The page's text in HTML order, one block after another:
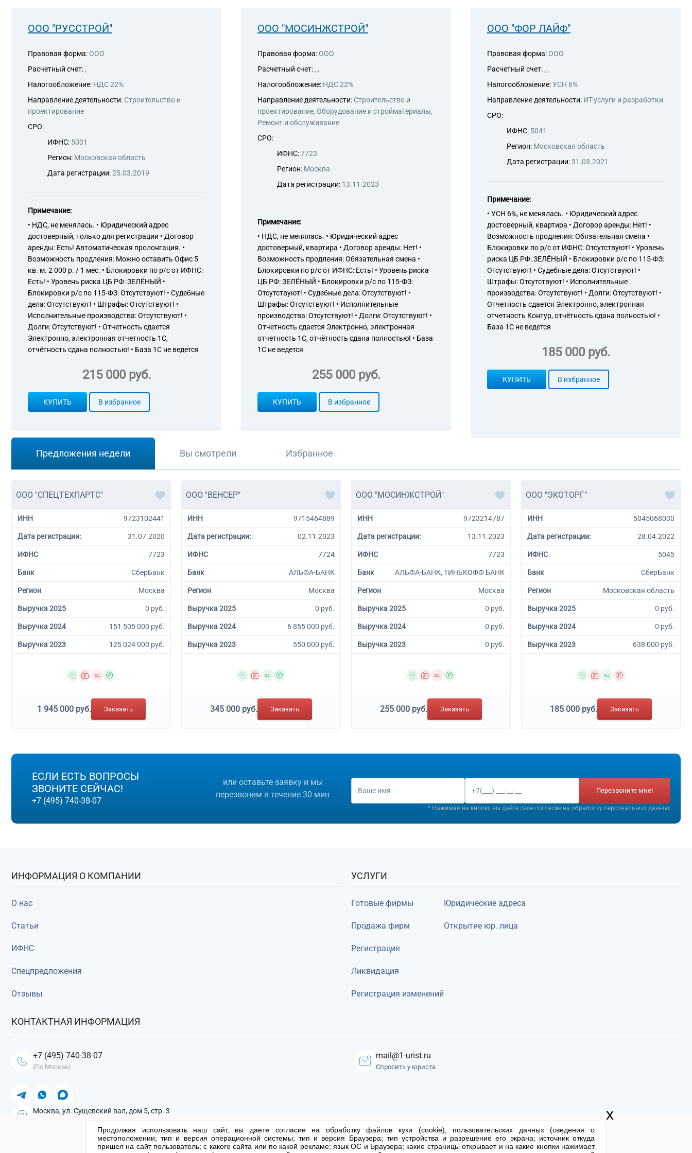
ООО "РУССТРОЙ"
Правовая форма: ООО
Расчетный счет: ,
Налогообложение: НДС 22%
Направление деятельности: Строительство и
проектирование
СРО:
ИФНС: 5031
Регион: Московская область
Дата регистрации:25.03.2019
Примечание:
• НДС, не менялась. • Юридический адрес
достоверный, только для регистрации • Договор
аренды: Есть! Автоматическая пролонгация. •
Возможность продления: Можно оставить Офис 5
кв. м. 2 000 р. / 1 мес. • Блокировки по р/с от ИФНС:
Есть! • Уровень риска ЦБ РФ: ЗЕЛЁНЫЙ •
Блокировки р/с по 115-ФЗ: Отсутствуют! • Судебные
дела: Отсутствуют! • Штрафы: Отсутствуют! •
Исполнительные производства: Отсутствуют! •
Долги: Отсутствуют! • Отчетность сдается
Электронно, электронная отчетность 1С,
отчётность сдана полностью! • База 1С не ведется
215 000 руб.
КУПИТЬ В избранное
ООО "МОСИНЖСТРОЙ"
Правовая форма: ООО
Расчетный счет: , ,
Налогообложение: НДС 22%
Направление деятельности: Строительство и
проектирование, Оборудование и стройматериалы,
Ремонт и обслуживание
СРО:
ИФНС:7723
Регион: Москва
Дата регистрации: 13.11.2023
Примечание:
• НДС, не менялась. • Юридический адрес
достоверный, квартира • Договор аренды: Нет! •
Возможность продления: Обязательная смена •
Блокировки по р/с от ИФНС: Есть! • Уровень риска
ЦБ РФ: ЗЕЛЁНЫЙ • Блокировки р/с по 115-ФЗ:
Отсутствуют! • Судебные дела: Отсутствуют! •
Штрафы: Отсутствуют! • Исполнительные
производства: Отсутствуют! • Долги: Отсутствуют! •
Отчетность сдается Электронно, электронная
отчетность 1С, отчётность сдана полностью! • База
1С не ведется
255 000 руб.
КУПИТЬ В избранное
ООО "ФОР ЛАЙФ"
Правовая форма: ООО
Расчетный счет: , ,
Налогообложение:УСН 6%
Направление деятельности: ИТ-услуги и разработки
СРО:
ИФНС: 5041
Регион: Московская область
Дата регистрации:31.03.2021
Примечание:
• УСН 6%, не менялась. • Юридический адрес
достоверный, квартира • Договор аренды: Нет! •
Возможность продления: Обязательная смена •
Блокировки по р/с от ИФНС: Отсутствуют! • Уровень
риска ЦБ РФ: ЗЕЛЁНЫЙ • Блокировки р/с по 115-ФЗ:
Отсутствуют! • Судебные дела: Отсутствуют! •
Штрафы: Отсутствуют! • Исполнительные
производства: Отсутствуют! • Долги: Отсутствуют! •
Отчетность сдается Электронно, электронная
отчетность Контур, отчётность сдана полностью! •
База 1С не ведется
185 000 руб.
КУПИТЬ В избранное
Предложения недели Вы смотрели Избранное
ООО "СПЕЦТЕХПАРТС"
ИНН 9723102441
Дата регистрации: 31.07.2020
ИФНС 7723
Банк СберБанк
Регион Москва
Выручка 2025 0 руб.
Выручка 2024 151 505 000 руб.
Выручка 2023 125 024 000 руб.
1 945 000 руб. Заказать
ООО "ВЕНСЕР"
ИНН 9715464889
Дата регистрации: 02.11.2023
ИФНС 7724
Банк АЛЬФА-БАНК
Регион Москва
Выручка 2025 0 руб.
Выручка 2024 6 855 000 руб.
Выручка 2023 550 000 руб.
345 000 руб. Заказать
ООО "МОСИНЖСТРОЙ"
ИНН 9723214787
Дата регистрации: 13.11.2023
ИФНС 7723
Банк АЛЬФА-БАНК, ТИНЬКОФФ БАНК
Регион Москва
Выручка 2025 0 руб.
Выручка 2024 0 руб.
Выручка 2023 0 руб.
255 000 руб. Заказать
ООО "ЭКОТОРГ"
ИНН 5045068030
Дата регистрации: 28.04.2022
ИФНС 5045
Банк СберБанк
Регион Московская область
Выручка 2025 0 руб.
Выручка 2024 0 руб.
Выручка 2023 638 000 руб.
185 000 руб. Заказать
ЕСЛИ ЕСТЬ ВОПРОСЫ
ЗВОНИТЕ СЕЙЧАС!
+7 (495) 740-38-07
или оставьте заявку и мы
перезвоним в течение 30 мин
Перезвоните мне!
* Нажимая на кнопку вы даёте свое согласие на обработку персональных данных
ИНФОРМАЦИЯ О КОМПАНИИ
О нас
Статьи
ИФНС
Спецпредложения
Отзывы
УСЛУГИ
Готовые фирмы
Продажа фирм
Регистрация
Ликвидация
Регистрация изменений
Юридические адреса
Открытие юр. лица
КОНТАКТНАЯ ИНФОРМАЦИЯ
+7 (495) 740-38-07
(По Москве)
mail@1-urist.ru
Спросить у юриста
Москва, ул. Сущевский вал, дом 5, стр. 3
Продолжая использовать наш сайт, вы даете согласие на обработку файлов куки (cookie), пользовательских данных (сведения о
местоположении; тип и версия операционной системы; тип и версия Браузера; тип устройства и разрешение его экрана; источник откуда
пришел на сайт пользователь; с какого сайта или по какой рекламе; язык ОС и Браузера; какие страницы открывает и на какие кнопки нажимает
x